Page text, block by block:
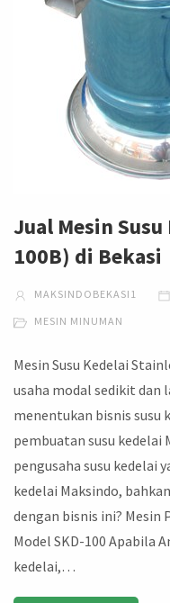
Jual Mesin
100B) di Bekasi
MAKSINDOBEKASI1
MESIN MINUMAN
Mesin Susu Kedelai
usaha modal sedikit dan
menentukan bisnis susu
pembuatan susu kedelai
pengusaha susu kedelai
kedelai Maksindo,
dengan bisnis ini? Mesin
Model SKD-100 Apabila
kedelai,…